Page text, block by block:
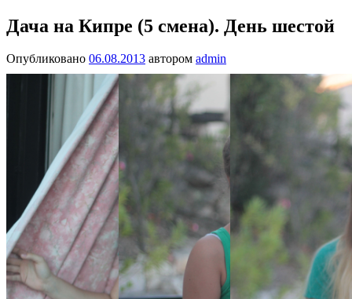
Дача на Кипре (5 смена). День шестой
Опубликовано 06.08.2013 автором admin